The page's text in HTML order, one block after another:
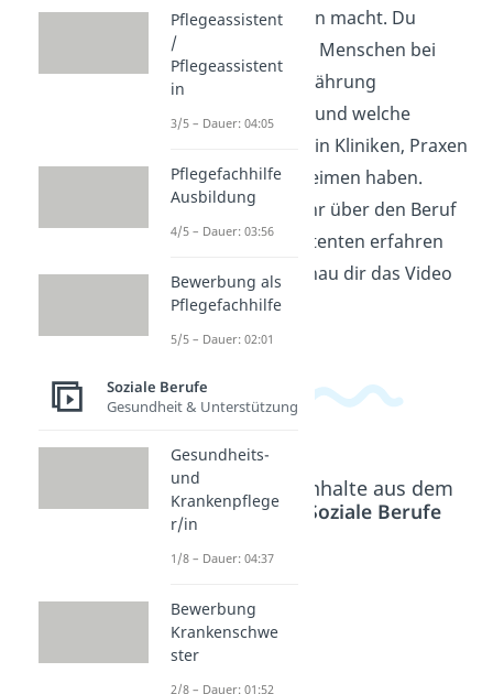
Diätassistentin macht. Du
lernst, wie sie Menschen bei
gesunder Ernährung
unterstützen und welche
Aufgaben sie in Kliniken, Praxen
oder Pflegeheimen haben.
Wenn du mehr über den Beruf
des Diätassistenten erfahren
möchtest, schau dir das Video
an!
Beliebte Inhalte aus dem
Bereich
Soziale Berufe
ungsb
erater/
Ausbil
Pflegeassistent
/
Pflegeassistent
in
3/5 – Dauer: 04:05
Pflegefachhilfe
Ausbildung
4/5 – Dauer: 03:56
Bewerbung als
Pflegefachhilfe
5/5 – Dauer: 02:01
Soziale Berufe
Gesundheit & Unterstützung
Gesundheits-
und
Krankenpflege
r/in
1/8 – Dauer: 04:37
Bewerbung
Krankenschwe
ster
2/8 – Dauer: 01:52